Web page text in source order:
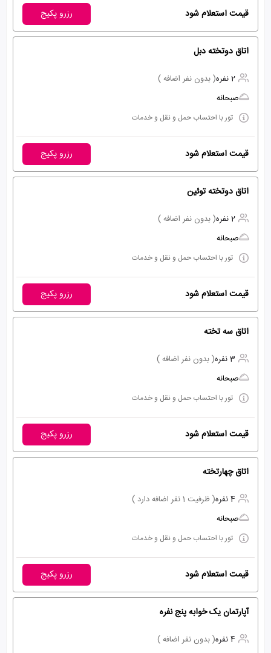
قیمت استعلام شود رزرو پکیج
اتاق دوتخته دبل
2 نفره
( بدون نفر اضافه )
صبحانه
تور با احتساب حمل و نقل و خدمات
قیمت استعلام شود رزرو پکیج
اتاق دوتخته توئین
2 نفره
( بدون نفر اضافه )
صبحانه
تور با احتساب حمل و نقل و خدمات
قیمت استعلام شود رزرو پکیج
اتاق سه تخته
3 نفره
( بدون نفر اضافه )
صبحانه
تور با احتساب حمل و نقل و خدمات
قیمت استعلام شود رزرو پکیج
اتاق چهارتخته
4 نفره
( ظرفیت 1 نفر اضافه دارد )
صبحانه
تور با احتساب حمل و نقل و خدمات
قیمت استعلام شود رزرو پکیج
آپارتمان یک خوابه پنج نفره
4 نفره
( بدون نفر اضافه )